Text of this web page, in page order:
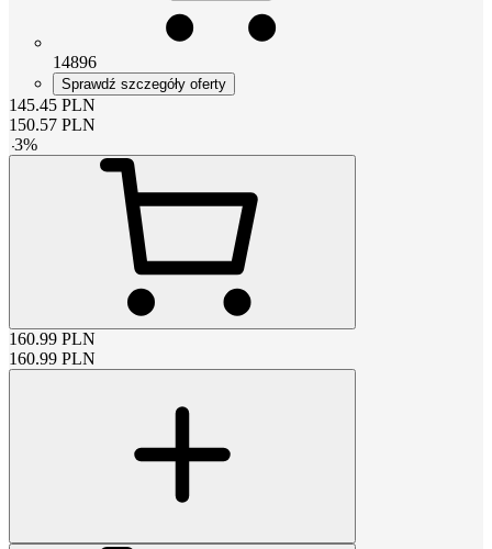
14896
Sprawdź szczegóły oferty
145.45 PLN
150.57 PLN
-3%
160.99 PLN
160.99 PLN